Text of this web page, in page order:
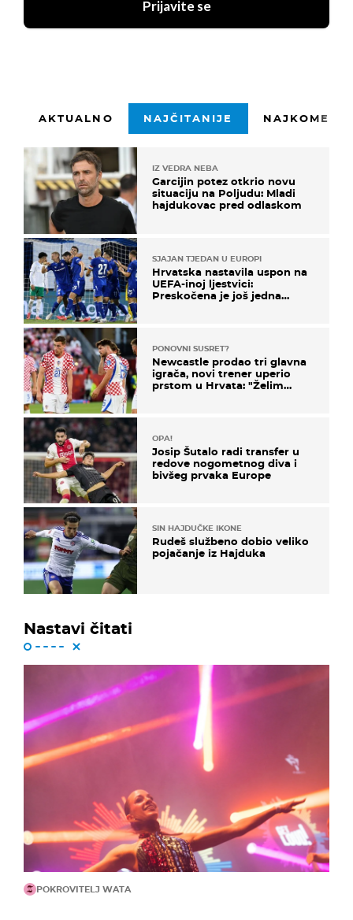
Prijavite se
AKTUALNO NAJČITANIJE
IZ VEDRA NEBA
Garcijin potez otkrio novu
situaciju na Poljudu: Mladi
hajdukovac pred odlaskom
SJAJAN TJEDAN U EUROPI
Hrvatska nastavila uspon na
UEFA-inoj ljestvici:
Preskočena je još jedna
PONOVNI SUSRET?
Newcastle prodao tri glavna
igrača, novi trener uperio
prstom u Hrvata: "Želim
OPA!
Josip Šutalo radi transfer u
redove nogometnog diva i
bivšeg prvaka Europe
SIN HAJDUČKE IKONE
Rudeš službeno dobio veliko
pojačanje iz Hajduka
Nastavi čitati
POKROVITELJ WATA